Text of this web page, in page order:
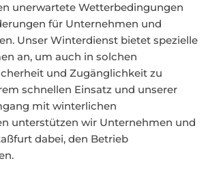
unerwartete Wetterbedingungen
für Unternehmen und
Unser Winterdienst bietet spezielle
an, um auch in solchen
und Zugänglichkeit zu
schnellen Einsatz und unserer
mit winterlichen
unterstützen wir Unternehmen und
dabei, den Betrieb